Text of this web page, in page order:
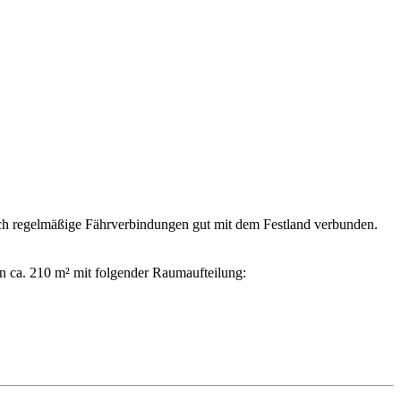
Fährverbindungen gut mit dem Festland verbunden.
ca. 210 m² mit folgender Raumaufteilung: